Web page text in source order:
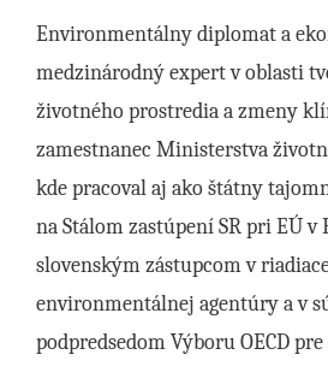
Environmentálny diplomat a
medzinárodný expert v oblasti
životného prostredia a zmeny
zamestnanec Ministerstva
kde pracoval aj ako štátny
na Stálom zastúpení SR pri EÚ v
slovenským zástupcom v
environmentálnej agentúry a v
podpredsedom Výboru OECD